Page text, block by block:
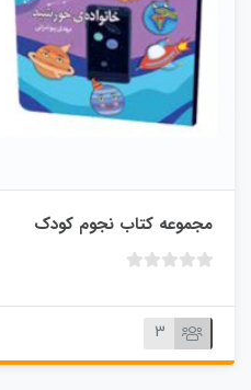
مجموعه کتاب نجوم کودک
د
3